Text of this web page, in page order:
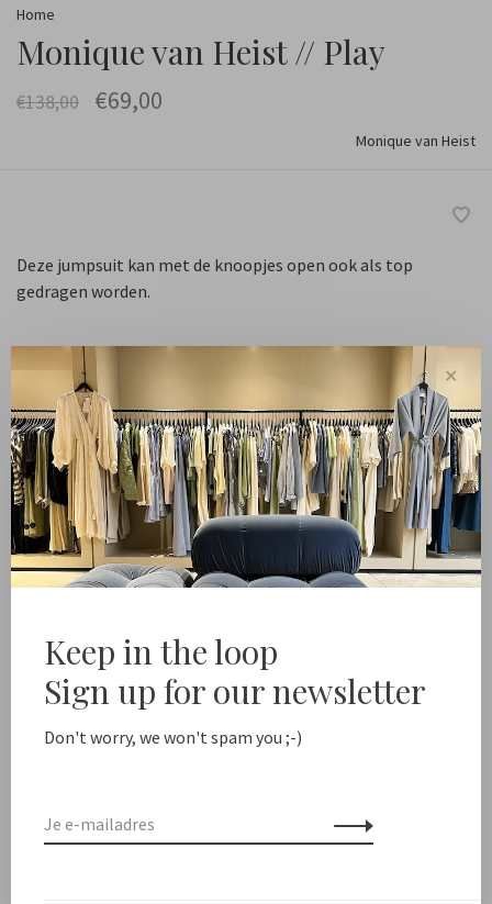
Home
Monique van Heist // Play
€138,00 €69,00
Monique van Heist
Deze jumpsuit kan met de knoopjes open ook als top
gedragen worden.
XS S M L
Aantal: +
-
Toevoegen aan winkelwagen
shipping from NL €100 / EU1 €200
Delivery time
Deel dit product: Facebook Twitter Pinterest
✕
Keep in the loop
Sign up for our newsletter
Don't worry, we won't spam you ;-)